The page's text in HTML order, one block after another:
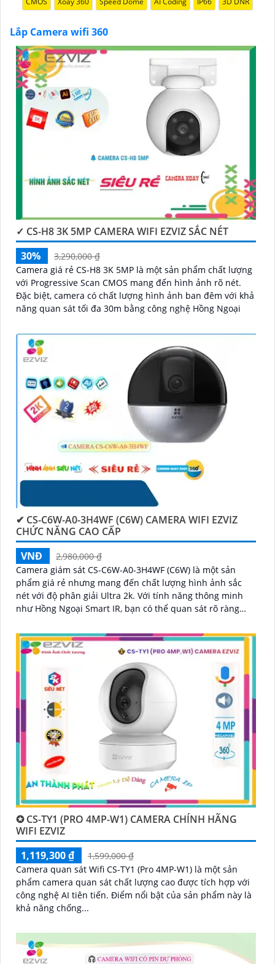
Lắp Camera wifi 360
✓ CS-H8 3K 5MP CAMERA WIFI EZVIZ SẮC NÉT
30%
3,290,000 ₫
Camera giá rẻ CS-H8 3K 5MP là một sản phẩm chất lượng
với Progressive Scan CMOS mang đến hình ảnh rõ nét.
Đặc biệt, camera có chất lượng hình ảnh ban đêm với khả
năng quan sát tối đa 30m bằng công nghệ Hồng Ngoại
✔ CS-C6W-A0-3H4WF (C6W) CAMERA WIFI EZVIZ
CHỨC NĂNG CAO CẤP
VNĐ
2,980,000 ₫
Camera giám sát CS-C6W-A0-3H4WF (C6W) là một sản
phẩm giá rẻ nhưng mang đến chất lượng hình ảnh sắc
nét với độ phân giải Ultra 2k. Với tính năng thông minh
như Hồng Ngoại Smart IR, bạn có thể quan sát rõ ràng
✪ CS-TY1 (PRO 4MP-W1) CAMERA CHÍNH HÃNG
WIFI EZVIZ
1,119,300 ₫
1,599,000 ₫
Camera quan sát Wifi CS-TY1 (Pro 4MP-W1) là một sản
phẩm camera quan sát chất lượng cao được tích hợp với
công nghệ AI tiên tiến. Điểm nổi bật của sản phẩm này là
khả năng chống...